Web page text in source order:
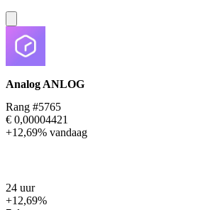
Analog ANLOG
Rang #5765
€ 0,00004421
+12,69% vandaag
24 uur
+12,69%